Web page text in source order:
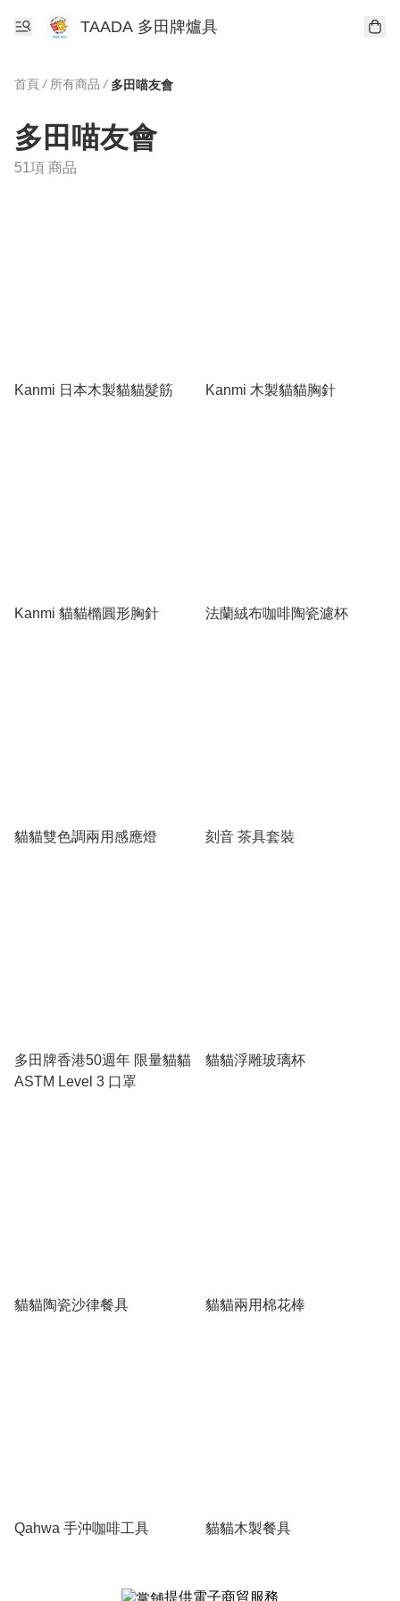
TAADA 多田牌爐具
首頁 / 所有商品 / 多田喵友會
多田喵友會
51項 商品
Kanmi 日本木製貓貓髮筋 Kanmi 木製貓貓胸針
Kanmi 貓貓橢圓形胸針 法蘭絨布咖啡陶瓷濾杯
貓貓雙色調兩用感應燈 刻音 茶具套裝
多田牌香港50週年 限量貓貓
ASTM Level 3 口罩
貓貓浮雕玻璃杯
貓貓陶瓷沙律餐具 貓貓兩用棉花棒
Qahwa 手沖咖啡工具 貓貓木製餐具
提供電子商貿服務